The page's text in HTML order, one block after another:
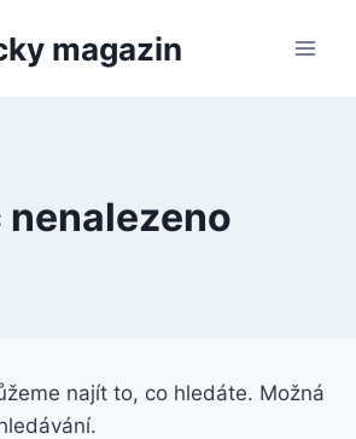
magazin
nenalezeno
najít to, co hledáte. Možná